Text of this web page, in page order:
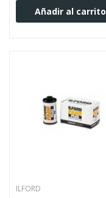
Añadir al carrito
ILFORD